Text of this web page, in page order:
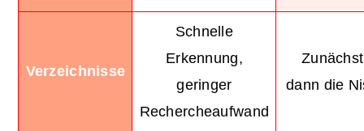
Verzeichnisse
Schnelle
Erkennung,
geringer
Rechercheaufwand
dann die